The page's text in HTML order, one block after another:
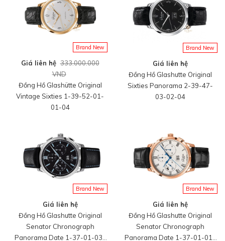
Brand New
Giá liên hệ 333.000.000
VND
Đồng Hồ Glashütte Original
Vintage Sixties 1-39-52-01-
01-04
Brand New
Giá liên hệ
Đồng Hồ Glashutte Original
Sixties Panorama 2-39-47-
03-02-04
Brand New
Giá liên hệ
Đồng Hồ Glashutte Original
Senator Chronograph
Panorama Date 1-37-01-03-
Brand New
Giá liên hệ
Đồng Hồ Glashutte Original
Senator Chronograph
Panorama Date 1-37-01-01-